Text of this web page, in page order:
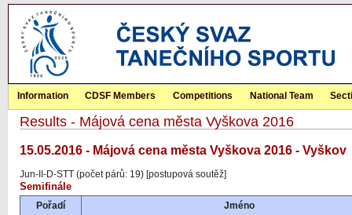
Information CDSF Members Competitions National Team
Results - Májová cena města Vyškova 2016
15.05.2016 - Májová cena města Vyškova 2016 - Vyškov
Jun-II-D-STT (počet párů: 19) [postupová soutěž]
Semifinále
Pořadí
Jméno